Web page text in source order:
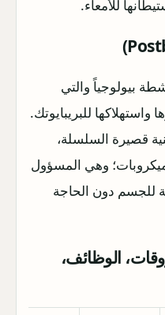
للأمعاء.
بيولوجياً والتي
واستهلاكها للبريبايوتك.
قصيرة السلسلة،
وهي المسؤول
للجسم دون الحاجة
الوظائف،